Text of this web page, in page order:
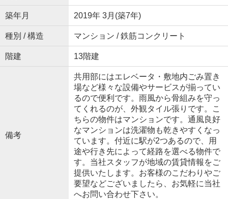
築年月 2019年 3月(築7年)
種別 / 構造 マンション / 鉄筋コンクリート
階建 13階建
備考
共用部にはエレベータ・敷地内ごみ置き
場など様々な設備やサービスが揃ってい
るので便利です。雨風から骨組みを守っ
てくれるのが、外観タイル張りです。こ
ちらの物件はマンションです。通風良好
なマンションは洗濯物も乾きやすくなっ
ています。付近に駅が2つあるので、用
途や行き先によって経路を選べる物件で
す。当社スタッフが地域の賃貸情報をご
提供いたします。お客様のこだわりやご
要望などございましたら、お気軽に当社
へお問い合わせ下さい。